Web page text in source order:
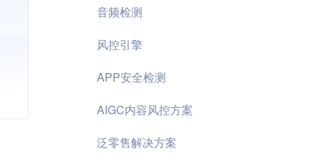
控
音频检测
风控引擎
APP安全检测
AIGC内容风控方案
泛零售解决方案